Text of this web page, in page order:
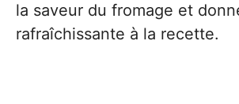
la saveur du fromage et
rafraîchissante à la recette.